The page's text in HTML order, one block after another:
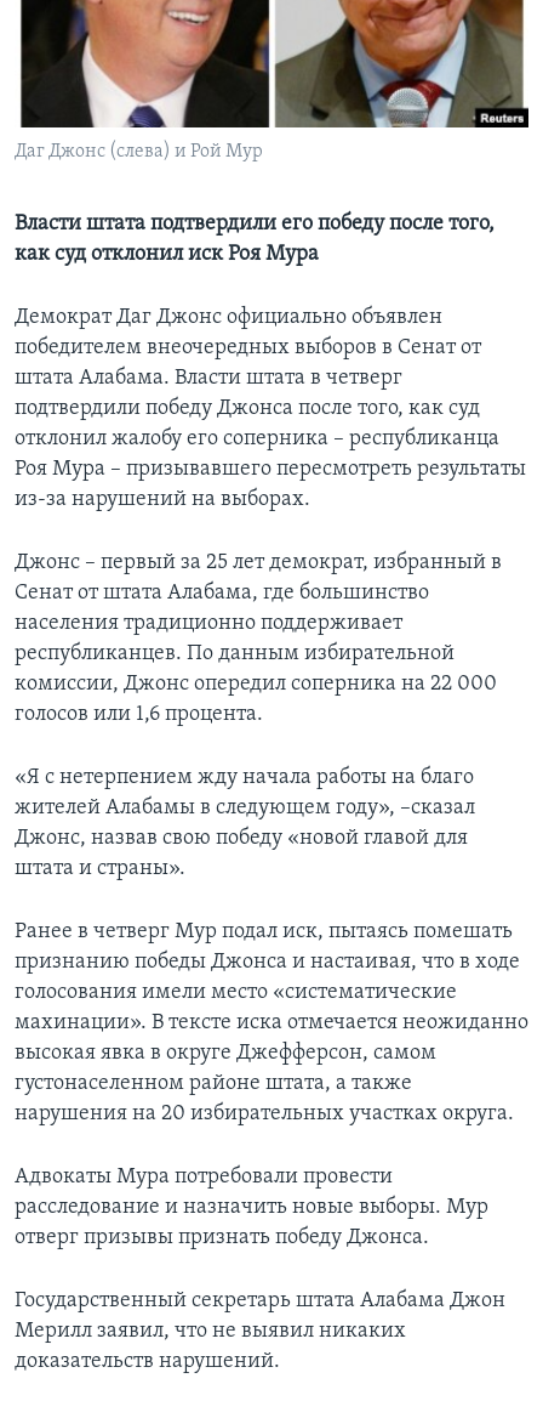
Learning English
СОЦИАЛЬНЫЕ СЕТИ
Языки
Даг Джонс (слева) и Рой Мур
Власти штата подтвердили его победу после того,
как суд отклонил иск Роя Мура
Демократ Даг Джонс официально объявлен
победителем внеочередных выборов в Сенат от
штата Алабама. Власти штата в четверг
подтвердили победу Джонса после того, как суд
отклонил жалобу его соперника – республиканца
Роя Мура – призывавшего пересмотреть результаты
из-за нарушений на выборах.
Джонс – первый за 25 лет демократ, избранный в
Сенат от штата Алабама, где большинство
населения традиционно поддерживает
республиканцев. По данным избирательной
комиссии, Джонс опередил соперника на 22 000
голосов или 1,6 процента.
«Я с нетерпением жду начала работы на благо
жителей Алабамы в следующем году», –сказал
Джонс, назвав свою победу «новой главой для
штата и страны».
Ранее в четверг Мур подал иск, пытаясь помешать
признанию победы Джонса и настаивая, что в ходе
голосования имели место «систематические
махинации». В тексте иска отмечается неожиданно
высокая явка в округе Джефферсон, самом
густонаселенном районе штата, а также
нарушения на 20 избирательных участках округа.
Адвокаты Мура потребовали провести
расследование и назначить новые выборы. Мур
отверг призывы признать победу Джонса.
Государственный секретарь штата Алабама Джон
Мерилл заявил, что не выявил никаких
доказательств нарушений.